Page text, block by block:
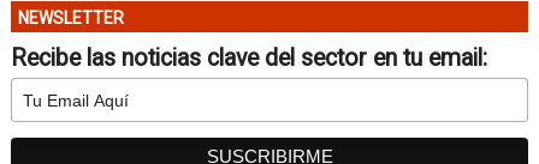
NEWSLETTER
Recibe las noticias clave del sector en tu email: